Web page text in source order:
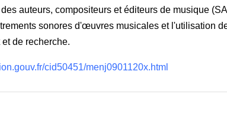
auteurs, compositeurs et éditeurs de musique
sonores d'œuvres musicales et l'utilisation
de recherche.
cid50451/menj0901120x.html